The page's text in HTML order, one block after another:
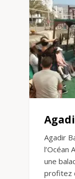
Agadir
l’Océan
une
profitez